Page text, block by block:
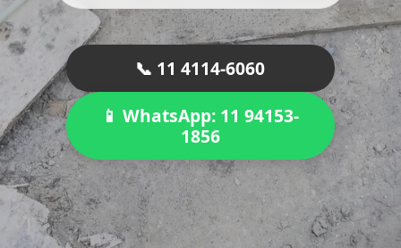
📞 11 4114-6060
📱 WhatsApp: 11 94153-
1856